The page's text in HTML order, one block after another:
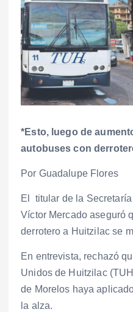
*Esto, luego de
autobuses con
Por Guadalupe Flores
El titular de la
Víctor Mercado aseguró
derrotero a Huitzilac se
En entrevista, rechazó
Unidos de Huitzilac
de Morelos haya
la alza.